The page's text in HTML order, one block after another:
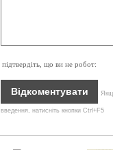
підтвердіть, що ви не робот:
введення, натисніть кнопки Ctrl+F5